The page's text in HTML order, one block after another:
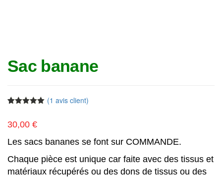
Sac banane
basé sur
client
(1 avis client)
30,00 €
Les sacs bananes se font sur COMMANDE.
Chaque pièce est unique car faite avec des tissus et
matériaux récupérés ou des dons de tissus ou des